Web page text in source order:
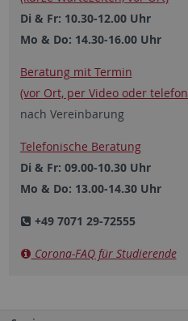
Di & Fr: 10.30-12.00 Uhr
Mo & Do: 14.30-16.00 Uhr
Beratung mit Termin
(vor Ort, per Video oder
nach Vereinbarung
Telefonische Beratung
Di & Fr: 09.00-10.30 Uhr
Mo & Do: 13.00-14.30 Uhr
+49 7071 29-72555
Corona-FAQ für Studierende